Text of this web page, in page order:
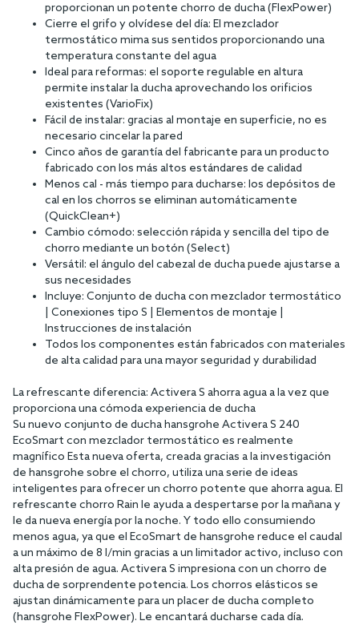
proporcionan un potente chorro de ducha (FlexPower)
Cierre el grifo y olvídese del día: El mezclador
termostático mima sus sentidos proporcionando una
temperatura constante del agua
Ideal para reformas: el soporte regulable en altura
permite instalar la ducha aprovechando los orificios
existentes (VarioFix)
Fácil de instalar: gracias al montaje en superficie, no es
necesario cincelar la pared
Cinco años de garantía del fabricante para un producto
fabricado con los más altos estándares de calidad
Menos cal - más tiempo para ducharse: los depósitos de
cal en los chorros se eliminan automáticamente
(QuickClean+)
Cambio cómodo: selección rápida y sencilla del tipo de
chorro mediante un botón (Select)
Versátil: el ángulo del cabezal de ducha puede ajustarse a
sus necesidades
Incluye: Conjunto de ducha con mezclador termostático
| Conexiones tipo S | Elementos de montaje |
Instrucciones de instalación
Todos los componentes están fabricados con materiales
de alta calidad para una mayor seguridad y durabilidad
La refrescante diferencia: Activera S ahorra agua a la vez que
proporciona una cómoda experiencia de ducha
Su nuevo conjunto de ducha hansgrohe Activera S 240
EcoSmart con mezclador termostático es realmente
magnífico Esta nueva oferta, creada gracias a la investigación
de hansgrohe sobre el chorro, utiliza una serie de ideas
inteligentes para ofrecer un chorro potente que ahorra agua. El
refrescante chorro Rain le ayuda a despertarse por la mañana y
le da nueva energía por la noche. Y todo ello consumiendo
menos agua, ya que el EcoSmart de hansgrohe reduce el caudal
a un máximo de 8 l/min gracias a un limitador activo, incluso con
alta presión de agua. Activera S impresiona con un chorro de
ducha de sorprendente potencia. Los chorros elásticos se
ajustan dinámicamente para un placer de ducha completo
(hansgrohe FlexPower). Le encantará ducharse cada día.